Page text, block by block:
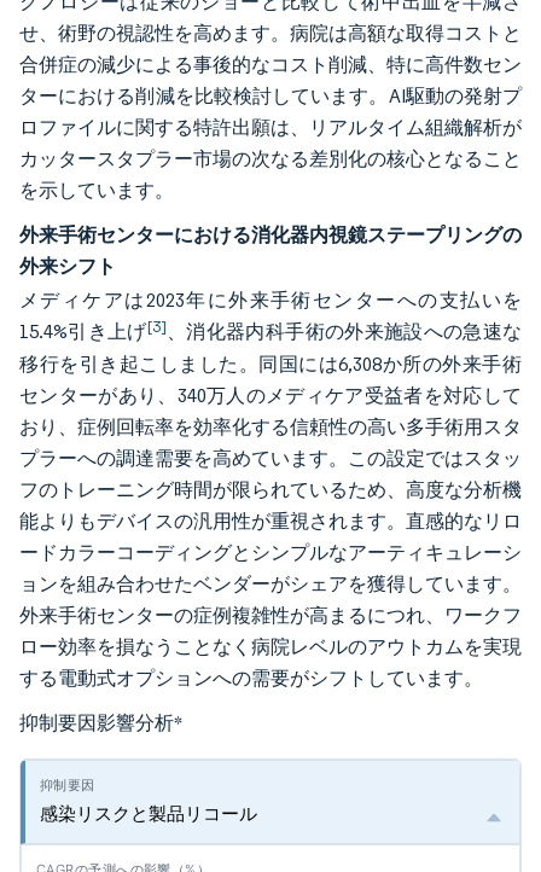
せ、術野の視認性を高めます。病院は高額な取得コストと
合併症の減少による事後的なコスト削減、特に高件数セン
ターにおける削減を比較検討しています。AI駆動の発射プ
ロファイルに関する特許出願は、リアルタイム組織解析が
カッタースタプラー市場の次なる差別化の核心となること
を示しています。
外来手術センターにおける消化器内視鏡ステープリングの
外来シフト
メディケアは2023年に外来手術センターへの支払いを
15.4%引き上げ[3]、消化器内科手術の外来施設への急速な
移行を引き起こしました。同国には6,308か所の外来手術
センターがあり、340万人のメディケア受益者を対応して
おり、症例回転率を効率化する信頼性の高い多手術用スタ
プラーへの調達需要を高めています。この設定ではスタッ
フのトレーニング時間が限られているため、高度な分析機
能よりもデバイスの汎用性が重視されます。直感的なリロ
ードカラーコーディングとシンプルなアーティキュレーシ
ョンを組み合わせたベンダーがシェアを獲得しています。
外来手術センターの症例複雑性が高まるにつれ、ワークフ
ロー効率を損なうことなく病院レベルのアウトカムを実現
する電動式オプションへの需要がシフトしています。
抑制要因影響分析*
感染リスクと製品リコール